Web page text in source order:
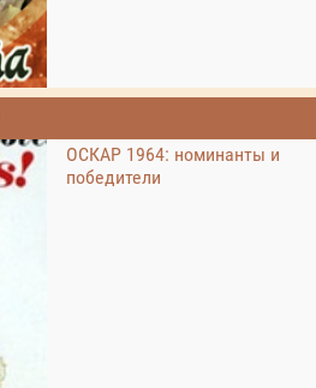
ОСКАР 1964: номинанты и
победители